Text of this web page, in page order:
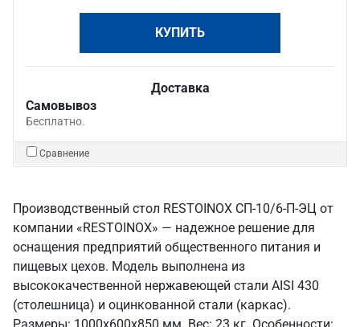
КУПИТЬ
Доставка
Самовывоз
Бесплатно.
Сравнение
Производственный стол RESTOINOX СП-10/6-П-ЭЦ от
компании «RESTOINOX» — надежное решение для
оснащения предприятий общественного питания и
пищевых цехов. Модель выполнена из
высококачественной нержавеющей стали AISI 430
(столешница) и оцинкованной стали (каркас).